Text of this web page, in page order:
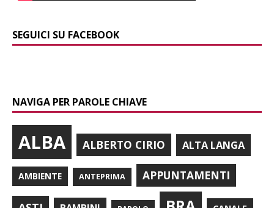
SEGUICI SU FACEBOOK
NAVIGA PER PAROLE CHIAVE
ALBA ALBERTO CIRIO ALTA LANGA
AMBIENTE ANTEPRIMA APPUNTAMENTI